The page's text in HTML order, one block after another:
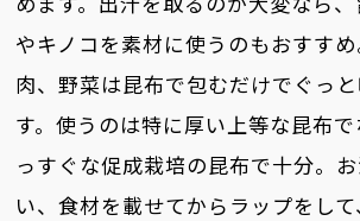
やキノコを素材に使うのもおすす
肉、野菜は昆布で包むだけでぐっ
す。使うのは特に厚い上等な昆布で
っすぐな促成栽培の昆布で十分。
い、食材を載せてからラップをし